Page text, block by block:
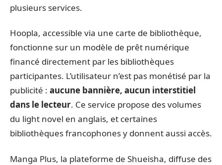
plusieurs services.
Hoopla, accessible via une carte de bibliothèque,
fonctionne sur un modèle de prêt numérique
financé directement par les bibliothèques
participantes. L’utilisateur n’est pas monétisé par la
publicité : aucune bannière, aucun interstitiel
dans le lecteur. Ce service propose des volumes
du light novel en anglais, et certaines
bibliothèques francophones y donnent aussi accès.
Manga Plus, la plateforme de Shueisha, diffuse des